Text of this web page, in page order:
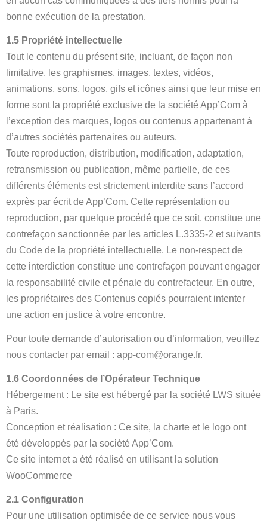
bonne exécution de la prestation.
1.5 Propriété intellectuelle
Tout le contenu du présent site, incluant, de façon non
limitative, les graphismes, images, textes, vidéos,
animations, sons, logos, gifs et icônes ainsi que leur mise en
forme sont la propriété exclusive de la société App’Com à
l’exception des marques, logos ou contenus appartenant à
d’autres sociétés partenaires ou auteurs.
Toute reproduction, distribution, modification, adaptation,
retransmission ou publication, même partielle, de ces
différents éléments est strictement interdite sans l’accord
exprès par écrit de App’Com. Cette représentation ou
reproduction, par quelque procédé que ce soit, constitue une
contrefaçon sanctionnée par les articles L.3335-2 et suivants
du Code de la propriété intellectuelle. Le non-respect de
cette interdiction constitue une contrefaçon pouvant engager
la responsabilité civile et pénale du contrefacteur. En outre,
les propriétaires des Contenus copiés pourraient intenter
une action en justice à votre encontre.
Pour toute demande d’autorisation ou d’information, veuillez
nous contacter par email : app-com@orange.fr.
1.6 Coordonnées de l’Opérateur Technique
Hébergement : Le site est hébergé par la société LWS située
à Paris.
Conception et réalisation : Ce site, la charte et le logo ont
été développés par la société App’Com.
Ce site internet a été réalisé en utilisant la solution
WooCommerce
2.1 Configuration
Pour une utilisation optimisée de ce service nous vous